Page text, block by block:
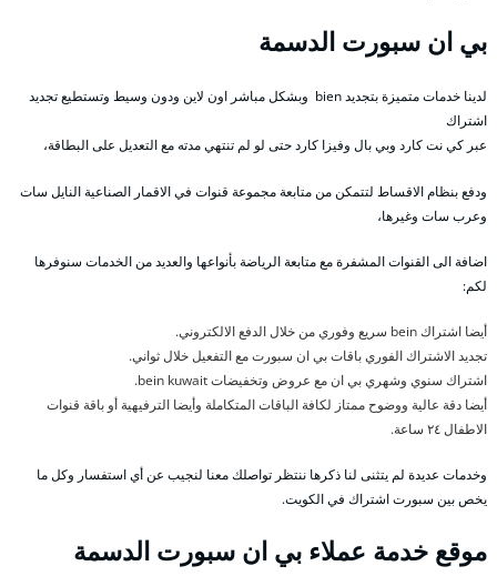
بي ان سبورت الدسمة
لدينا خدمات متميزة بتجديد bien وبشكل مباشر اون لاين ودون وسيط وتستطيع تجديد
اشتراك
عبر كي نت كارد وبي بال وفيزا كارد حتى لو لم تنتهي مدته مع التعديل على البطاقة،
ودفع بنظام الاقساط لتتمكن من متابعة مجموعة قنوات في الاقمار الصناعية النايل سات
وعرب سات وغيرها،
اضافة الى القنوات المشفرة مع متابعة الرياضة بأنواعها والعديد من الخدمات سنوفرها
لكم:
أيضا اشتراك bein سريع وفوري من خلال الدفع الالكتروني.
تجديد الاشتراك الفوري باقات بي ان سبورت مع التفعيل خلال ثواني.
اشتراك سنوي وشهري بي ان مع عروض وتخفيضات bein kuwait.
أيضا دقة عالية ووضوح ممتاز لكافة الباقات المتكاملة وأيضا الترفيهية أو باقة قنوات
الاطفال ٢٤ ساعة.
وخدمات عديدة لم يتثنى لنا ذكرها ننتظر تواصلك معنا لنجيب عن أي استفسار وكل ما
يخص بين سبورت اشتراك في الكويت.
موقع خدمة عملاء بي ان سبورت الدسمة